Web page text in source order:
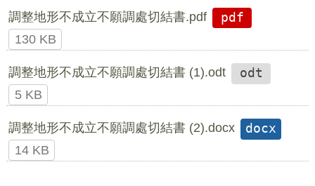
調整地形不成立不願調處切結書.pdf
pdf
130 KB
調整地形不成立不願調處切結書 (1).odt
odt
5 KB
調整地形不成立不願調處切結書 (2).docx
docx
14 KB